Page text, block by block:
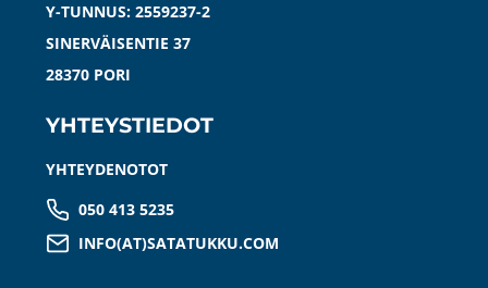
Y-TUNNUS: 2559237-2
SINERVÄISENTIE 37
28370 PORI
YHTEYSTIEDOT
YHTEYDENOTOT
050 413 5235
INFO(AT)SATATUKKU.COM